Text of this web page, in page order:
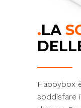
.LA
Happybox
soddisfare